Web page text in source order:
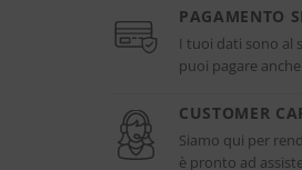
PAGAMENTO
I tuoi dati sono al
puoi pagare
CUSTOMER
Siamo qui per
è pronto ad